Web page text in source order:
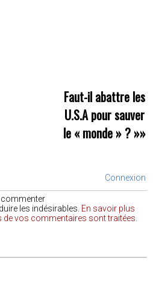
Faut-il abattre les
U.S.A pour sauver
le « monde » ?»»
Connexion
les indésirables. En savoir plus
de vos commentaires sont traitées